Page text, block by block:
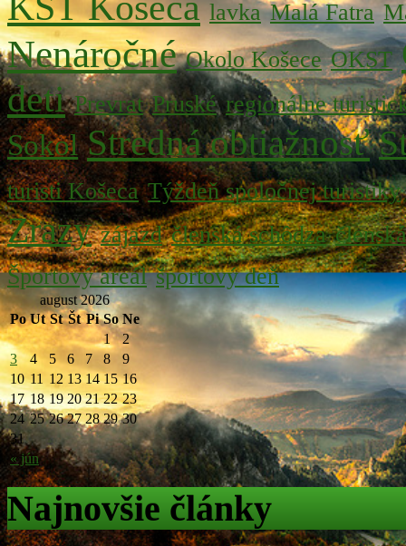
lavka Malá Fatra
Nenáročné Okolo Košece OKST
deti Prevrat Pruské regionálne
Sokol Stredná obtiažnosť
turisti Košeca Týždeň spoločnej turistiky
Zrazy zájazd členská schôdza
Športový areál športový deň
august 2026
Po Ut St Št Pi So Ne
« jún
1
2
3
4 5 6 7 8
9
10 11 12 13 14 15 16
17 18 19 20 21 22 23
24 25 26 27 28 29 30
31
Najnovšie články